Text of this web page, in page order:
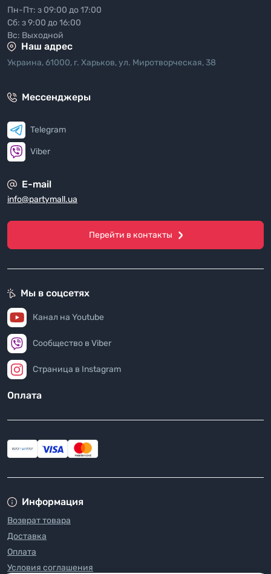
Пн-Пт: з 09:00 до 17:00
Сб: з 9:00 до 16:00
Вс: Выходной
Наш адрес
Украина, 61000, г. Харьков, ул. Миротворческая, 38
Мессенджеры
Telegram
Viber
E-mail
info@partymall.ua
Перейти в контакты
Информация
Возврат товара
Доставка
Оплата
Условия соглашения
Мы в соцсетях
Канал на Youtube
Сообщество в Viber
Страница в Instagram
Оплата